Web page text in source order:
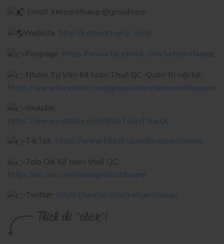
Email: ketoanthueqc@gmail.com
Website: http://ketoanthueqc.com/
Fanpage: https://www.facebook.com/ketoanthueqc
Nhóm Tư Vấn Kế toán Thuế QC-Quản trị nội bộ:
https://www.facebook.com/groups/
Youtube:
https://www.youtube.com/@KeToanThueQC
TikTok: https://www.tiktok.com/@ketoanthueqc
Zalo OA Kế toán thuế QC:
https://oa.zalo.me/manage/dashboard
Twitter: https://twitter.com/ketoanthueqc